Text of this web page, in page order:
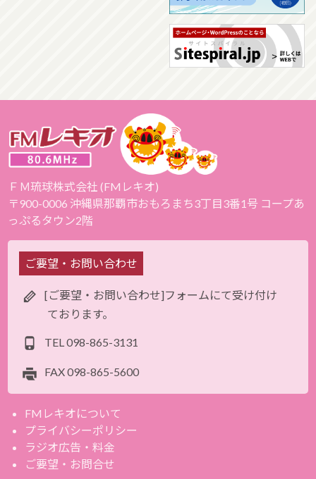
ＦＭ琉球株式会社 (FMレキオ)
〒900-0006 沖縄県那覇市おもろまち3丁目3番1号 コープあ
っぷるタウン2階
ご要望・お問い合わせ
[ご要望・お問い合わせ]フォームにて受け付け
ております。
TEL 098-865-3131
FAX098-865-5600
FMレキオについて
プライバシーポリシー
ラジオ広告・料金
ご要望・お問合せ